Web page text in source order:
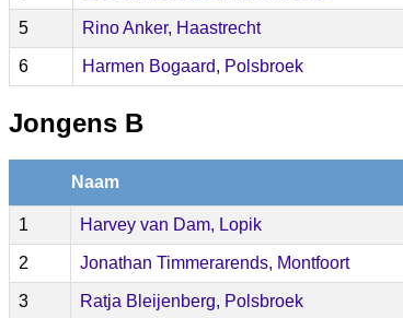
5 Rino Anker, Haastrecht
6 Harmen Bogaard, Polsbroek
Jongens B
Naam
1 Harvey van Dam, Lopik
2 Jonathan Timmerarends, Montfoort
3 Ratja Bleijenberg, Polsbroek